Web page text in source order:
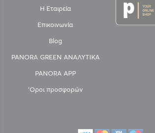
Η Εταιρεία
Επικοινωνία
Blog
PANORA GREEN ΑΝΑΛΥΤΙΚΑ
PANORA APP
'Οροι προσφορών